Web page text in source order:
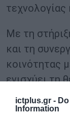
ictplus.gr -
Information
τεχνολογίας
Με τη
και τη
κοινότητας
ενισχύει τη
χάρτη,
επενδύσεις,